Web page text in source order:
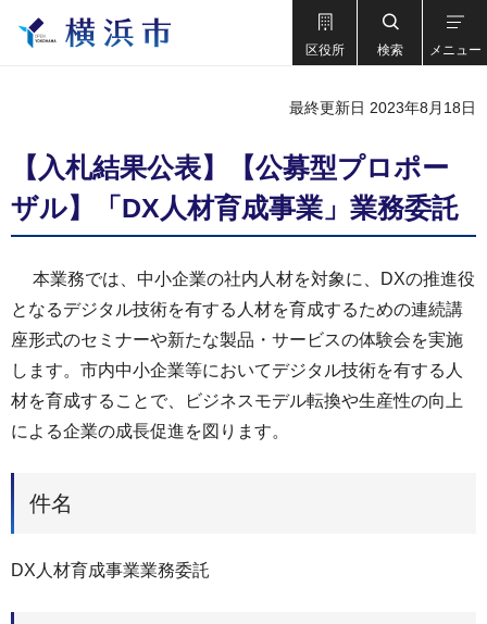
区役所 検索 メニュー
最終更新日 2023年8月18日
【入札結果公表】【公募型プロポー
ザル】「DX人材育成事業」業務委託
本業務では、中小企業の社内人材を対象に、DXの推進役
となるデジタル技術を有する人材を育成するための連続講
座形式のセミナーや新たな製品・サービスの体験会を実施
します。市内中小企業等においてデジタル技術を有する人
材を育成することで、ビジネスモデル転換や生産性の向上
による企業の成長促進を図ります。
件名
DX人材育成事業業務委託